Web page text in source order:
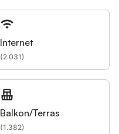
Internet
(2.031)
Balkon/Terras
(1.382)